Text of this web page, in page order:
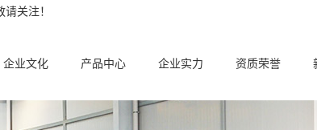
请关注！
企业文化 产品中心 企业实力 资质荣誉